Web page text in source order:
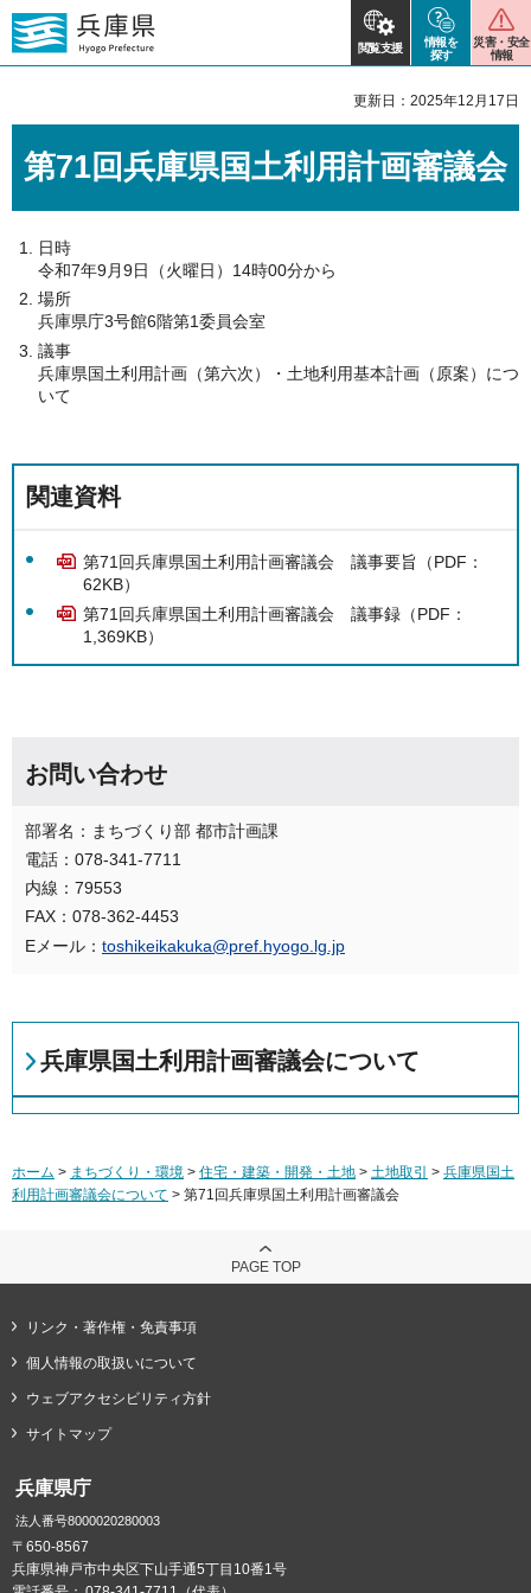
閲覧支援
情報を
探す
災害・安全
情報
更新日：2025年12月17日
第71回兵庫県国土利用計画審議会
日時
令和7年9月9日（火曜日）14時00分から
場所
兵庫県庁3号館6階第1委員会室
議事
兵庫県国土利用計画（第六次）・土地利用基本計画（原案）につ
いて
関連資料
第71回兵庫県国土利用計画審議会 議事要旨（PDF：
62KB）
第71回兵庫県国土利用計画審議会 議事録（PDF：
1,369KB）
お問い合わせ
部署名：まちづくり部 都市計画課
電話：078-341-7711
内線：79553
FAX：078-362-4453
Eメール： toshikeikakuka@pref.hyogo.lg.jp
兵庫県国土利用計画審議会について
ホーム > まちづくり・環境 > 住宅・建築・開発・土地 > 土地取引 > 兵庫県国土
利用計画審議会について > 第71回兵庫県国土利用計画審議会
PAGE TOP
リンク・著作権・免責事項
個人情報の取扱いについて
ウェブアクセシビリティ方針
サイトマップ
兵庫県庁
法人番号8000020280003
〒650-8567
兵庫県神戸市中央区下山手通5丁目10番1号